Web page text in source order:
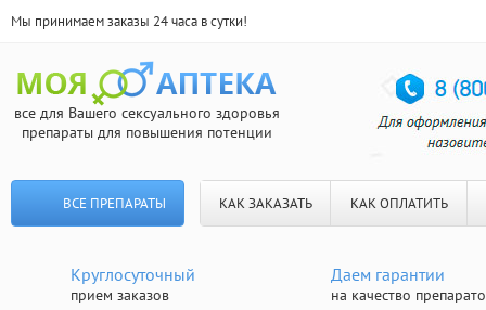
Мы принимаем заказы 24 часа в сутки!
все для Вашего сексуального здоровья
препараты для повышения потенции
ВСЕ ПРЕПАРАТЫ КАК ЗАКАЗАТЬ КАК ОПЛАТИТЬ
Круглосуточный
прием заказов
Даем гарантии
на качество